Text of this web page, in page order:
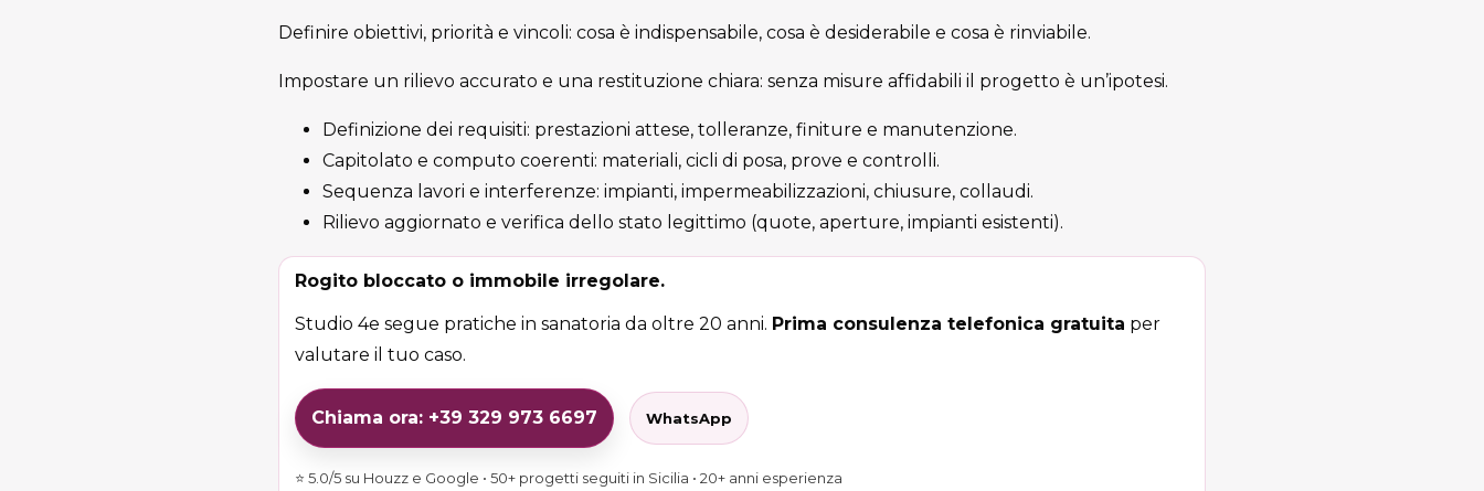
Definire obiettivi, priorità e vincoli: cosa è indispensabile, cosa è desiderabile e cosa è rinviabile.
Impostare un rilievo accurato e una restituzione chiara: senza misure affidabili il progetto è un’ipotesi.
Definizione dei requisiti: prestazioni attese, tolleranze, finiture e manutenzione.
Capitolato e computo coerenti: materiali, cicli di posa, prove e controlli.
Sequenza lavori e interferenze: impianti, impermeabilizzazioni, chiusure, collaudi.
Rilievo aggiornato e verifica dello stato legittimo (quote, aperture, impianti esistenti).
Rogito bloccato o immobile irregolare.
Studio 4e segue pratiche in sanatoria da oltre 20 anni. Prima consulenza telefonica gratuita per
valutare il tuo caso.
Chiama ora: +39 329 973 6697 WhatsApp
⭐ 5.0/5 su Houzz e Google • 50+ progetti seguiti in Sicilia • 20+ anni esperienza